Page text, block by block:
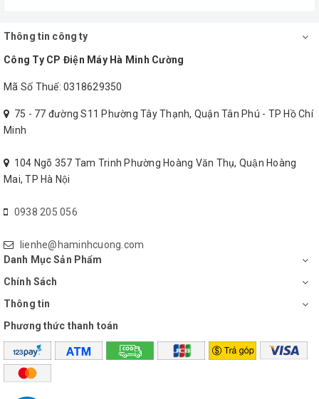
Thông tin công ty
Công Ty CP Điện Máy Hà Minh Cường
Mã Số Thuế: 0318629350
75 - 77 đường S11 Phường Tây Thạnh, Quận Tân Phú - TP Hồ Chí
Minh
104 Ngõ 357 Tam Trinh Phường Hoàng Văn Thụ, Quận Hoàng
Mai, TP Hà Nội
0938 205 056
lienhe@haminhcuong.com
Danh Mục Sản Phẩm
Chính Sách
Thông tin
Phương thức thanh toán